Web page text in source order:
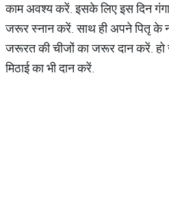
काम अवश्य करें. इसके लिए इस दिन गंगा
जरूर स्नान करें. साथ ही अपने पितृ के
जरूरत की चीजों का जरूर दान करें.
मिठाई का भी दान करें.